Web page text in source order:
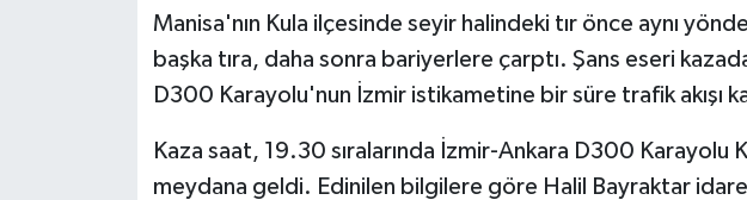
Manisa'nın Kula ilçesinde seyir halindeki tır önce aynı
başka tıra, daha sonra bariyerlere çarptı. Şans eseri
D300 Karayolu'nun İzmir istikametine bir süre trafik akışı
Kaza saat, 19.30 sıralarında İzmir-Ankara D300 Karayolu
meydana geldi. Edinilen bilgilere göre Halil Bayraktar